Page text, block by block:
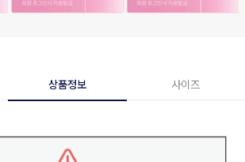
상품정보 사이즈